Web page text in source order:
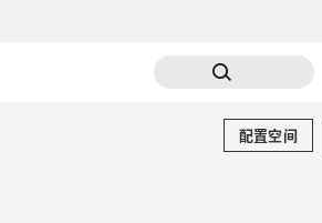
配置空间